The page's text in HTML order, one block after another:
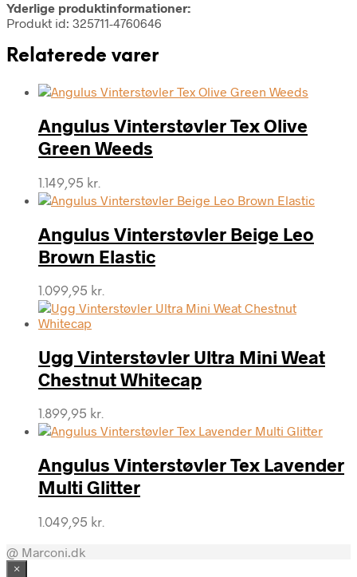
Yderlige produktinformationer:
Produkt id: 325711-4760646
Relaterede varer
Angulus Vinterstøvler Tex Olive
Green Weeds
1.149,95 kr.
Angulus Vinterstøvler Beige Leo
Brown Elastic
1.099,95 kr.
Ugg Vinterstøvler Ultra Mini Weat
Chestnut Whitecap
1.899,95 kr.
Angulus Vinterstøvler Tex Lavender
Multi Glitter
1.049,95 kr.
@ Marconi.dk
×